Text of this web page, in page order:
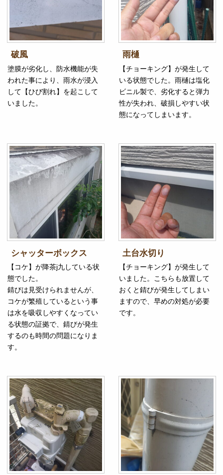
破風
塗膜が劣化し、防水機能が失
われた事により、雨水が浸入
して【ひび割れ】を起こして
いました。
雨樋
【チョーキング】が発生して
いる状態でした。雨樋は塩化
ビニル製で、劣化すると弾力
性が失われ、破損しやすい状
態になってしまいます。
シャッターボックス
【コケ】が降茶j九している状
態でした。
錆びは見受けられませんが、
コケが繁殖しているという事
は水を吸収しやすくなってい
る状態の証拠で、錆びが発生
するのも時間の問題になりま
す。
土台水切り
【チョーキング】が発生して
いました。こちらも放置して
おくと錆びが発生してしまい
ますので、早めの対処が必要
です。